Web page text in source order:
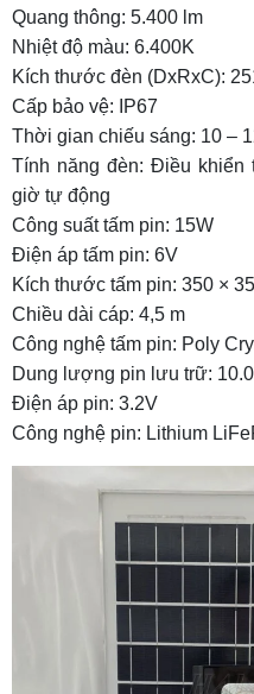
Quang thông: 5.400 lm
Nhiệt độ màu: 6.400K
Kích thước đèn (DxRxC):
Cấp bảo vệ: IP67
Thời gian chiếu sáng: 10 –
Tính năng đèn: Điều khiển
giờ tự động
Công suất tấm pin: 15W
Điện áp tấm pin: 6V
Kích thước tấm pin: 350 ×
Chiều dài cáp: 4,5 m
Công nghệ tấm pin: Poly
Dung lượng pin lưu trữ:
Điện áp pin: 3.2V
Công nghệ pin: Lithium